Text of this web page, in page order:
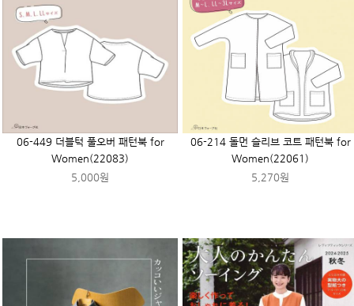
06-449 더블턱 풀오버 패턴북 for
Women(22083)
5,000원
06-214 돌먼 슬리브 코트 패턴북 for
Women(22061)
5,270원